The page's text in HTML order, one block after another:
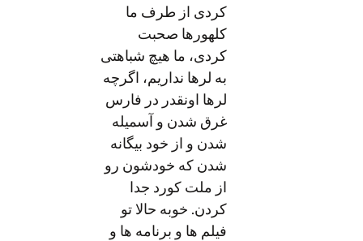
کردی از طرف ما
کلهورها صحبت
کردی، ما هیچ شباهتی
به لرها نداریم، اگرچه
لرها اونقدر در فارس
غرق شدن و آسمیله
شدن و از خود بیگانه
شدن که خودشون رو
از ملت کورد جدا
کردن. خوبه حالا تو
فیلم ها و برنامه ها و